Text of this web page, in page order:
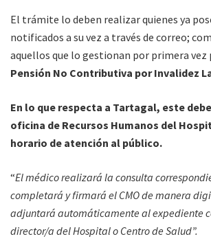
El trámite lo deben realizar quienes ya
notificados a su vez a través de correo;
aquellos que lo gestionan por primera vez
Pensión No Contributiva por Invalidez
En lo que respecta a Tartagal, este
oficina de Recursos Humanos del
horario de atención al público.
“El médico realizará la consulta
completará y firmará el CMO de manera
adjuntará automáticamente al expediente
director/a del Hospital o Centro de Salud”.